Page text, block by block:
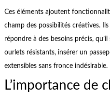
Ces éléments ajoutent
champ des possibilités créatives.
répondre à des besoins précis,
ourlets résistants, insérer un
extensibles sans fronce indésirable.
L’importance de